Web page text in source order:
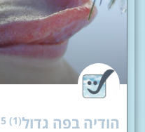
הודיה בפה גדול5 (1)